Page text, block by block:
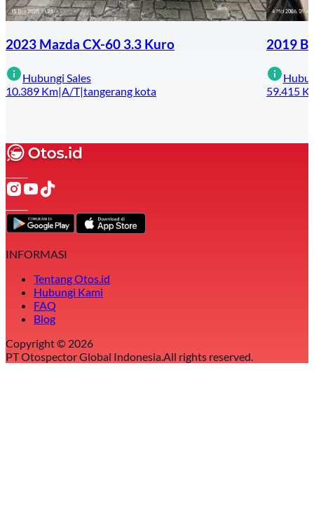
2023 Mazda CX-60 3.3 Kuro
Hubungi Sales
10.389 Km|A/T|tangerang kota
2019
59.415
INFORMASI
Tentang Otos.id
Hubungi Kami
FAQ
Blog
Copyright © 2026
PT Otospector Global Indonesia. All rights reserved.